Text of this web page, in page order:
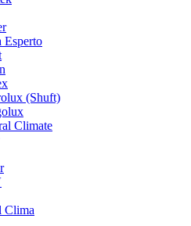
Esperto
(Shuft)
Climate
Clima